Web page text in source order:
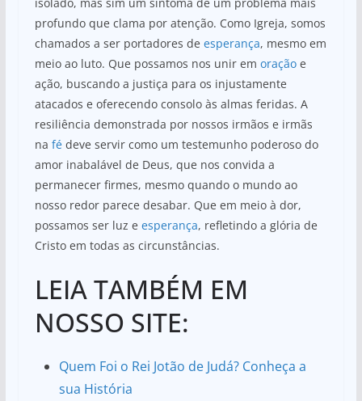
profundo que clama por atenção. Como Igreja, somos
chamados a ser portadores de esperança, mesmo em
meio ao luto. Que possamos nos unir em oraçãoe
ação, buscando a justiça para os injustamente
atacados e oferecendo consolo às almas feridas. A
resiliência demonstrada por nossos irmãos e irmãs
na fédeve servir como um testemunho poderoso do
amor inabalável de Deus, que nos convida a
permanecer firmes, mesmo quando o mundo ao
nosso redor parece desabar. Que em meio à dor,
possamos ser luz e esperança, refletindo a glória de
Cristo em todas as circunstâncias.
LEIA TAMBÉM EM
NOSSO SITE:
Quem Foi o Rei Jotão de Judá? Conheça a
sua História